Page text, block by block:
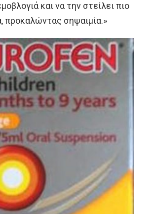
και να την στείλει πιο
προκαλώντας σηψαιμία.»